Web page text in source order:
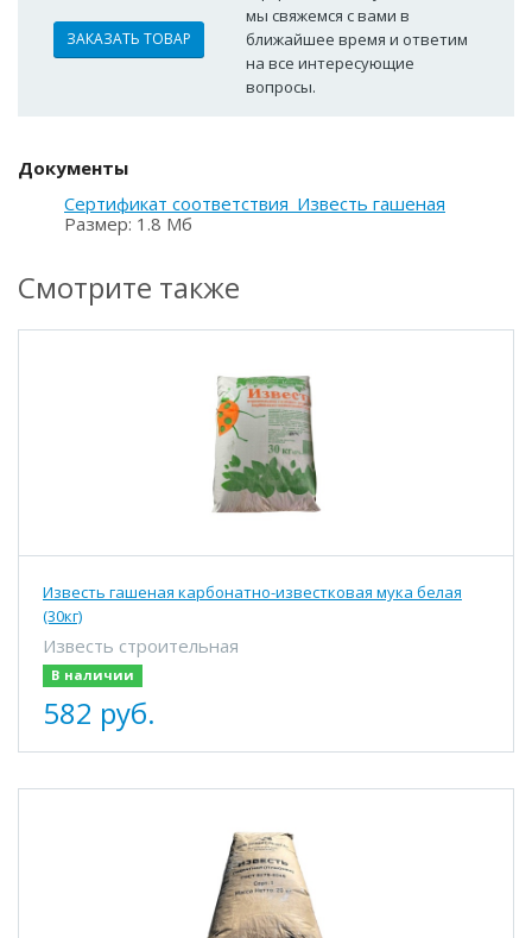
ЗАКАЗАТЬ ТОВАР
мы свяжемся с вами в
ближайшее время и ответим
на все интересующие
вопросы.
Документы
Сертификат соответствия_Известь гашеная
Размер: 1.8 Мб
Смотрите также
Известь гашеная карбонатно-известковая мука белая
(30кг)
Известь строительная
В наличии
582 руб.